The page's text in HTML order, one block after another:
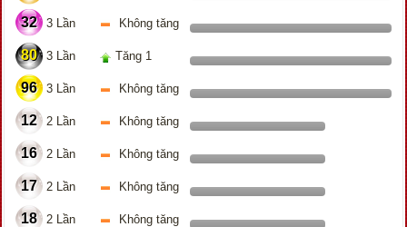
32 3 Lần Không tăng
80 3 Lần Tăng 1
96 3 Lần Không tăng
12 2 Lần Không tăng
16 2 Lần Không tăng
17 2 Lần Không tăng
18 2 Lần Không tăng